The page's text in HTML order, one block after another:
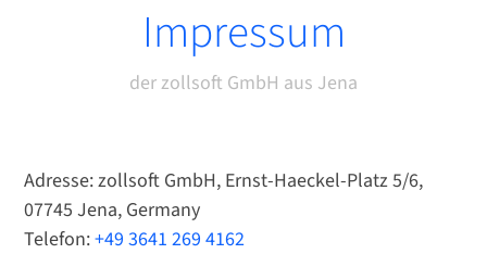
Impressum
der zollsoft GmbH aus Jena
Adresse: zollsoft GmbH, Ernst-Haeckel-Platz 5/6,
07745 Jena, Germany
Telefon:+49 3641 269 4162